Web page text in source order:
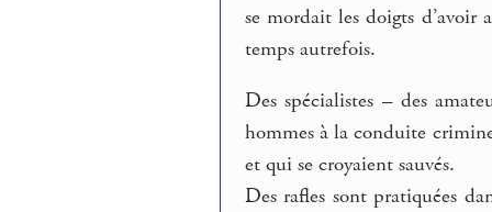
se mordait les doigts
temps autrefois.
Des spécialistes – des
hommes à la conduite
et qui se croyaient sauvés.
Des rafles sont pratiquées